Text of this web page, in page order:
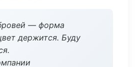
— форма
держится. Буду